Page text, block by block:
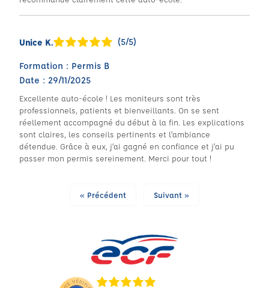
Unice K. (5/5)
Formation : Permis B
Date : 29/11/2025
Excellente auto-école ! Les moniteurs sont très
professionnels, patients et bienveillants. On se sent
réellement accompagné du début à la fin. Les explications
sont claires, les conseils pertinents et l’ambiance
détendue. Grâce à eux, j’ai gagné en confiance et j’ai pu
passer mon permis sereinement. Merci pour tout !
« Précédent Suivant »